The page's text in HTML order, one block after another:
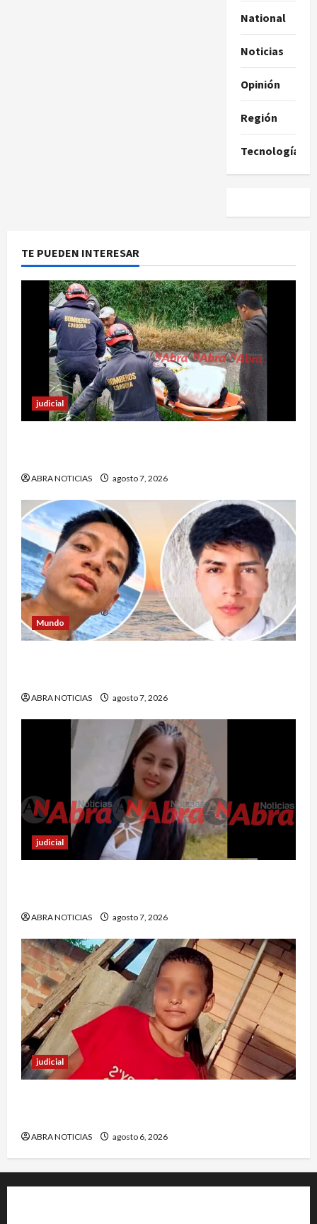
National
Noticias
Opinión
Región
Tecnología
TE PUEDEN INTERESAR
judicial
ABRA NOTICIAS agosto 7, 2026
Mundo
ABRA NOTICIAS agosto 7, 2026
judicial
ABRA NOTICIAS agosto 7, 2026
judicial
ABRA NOTICIAS agosto 6, 2026